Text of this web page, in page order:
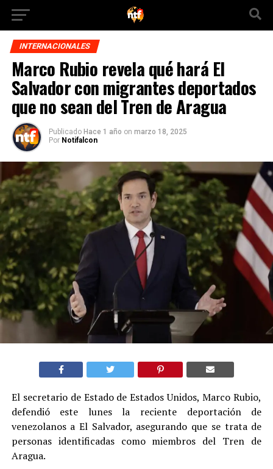
INTERNACIONALES
Marco Rubio revela qué hará El
Salvador con migrantes deportados
que no sean del Tren de Aragua
Publicado Hace 1 año on marzo 18, 2025
Por Notifalcon
El secretario de Estado de Estados Unidos, Marco Rubio,
defendió este lunes la reciente deportación de
venezolanos a El Salvador, asegurando que se trata de
personas identificadas como miembros del Tren de
Aragua.